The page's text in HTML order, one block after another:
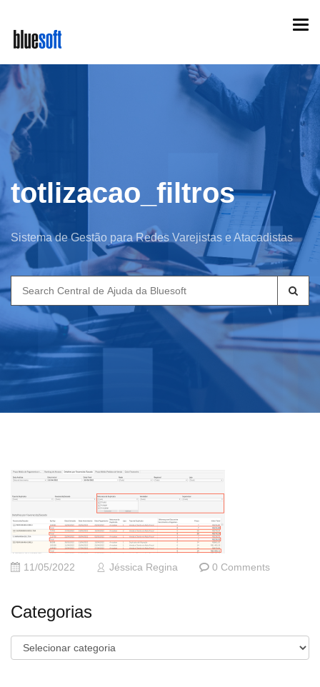
main
content
totlizacao_filtros
Sistema de Gestão para Redes Varejistas e Atacadistas
Search
for:
11/05/2022 Jéssica Regina 0 Comments
Categorias
Categorias